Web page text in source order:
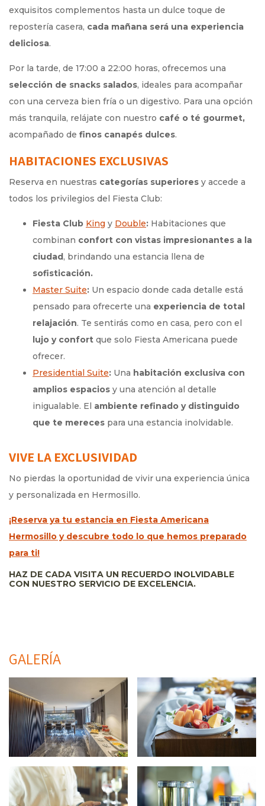
exquisitos complementos hasta un dulce toque de
repostería casera, cada mañana será una experiencia
deliciosa.
Por la tarde, de 17:00 a 22:00 horas, ofrecemos una
selección de snacks salados, ideales para acompañar
con una cerveza bien fría o un digestivo. Para una opción
más tranquila, relájate con nuestro café o té gourmet,
acompañado de finos canapés dulces.
HABITACIONES EXCLUSIVAS
Reserva en nuestras categorías superiores y accede a
todos los privilegios del Fiesta Club:
Fiesta Club King y Double: Habitaciones que
combinan confort con vistas impresionantes a la
ciudad, brindando una estancia llena de
sofisticación.
Master Suite: Un espacio donde cada detalle está
pensado para ofrecerte una experiencia de total
relajación. Te sentirás como en casa, pero con el
lujo y confort que solo Fiesta Americana puede
ofrecer.
Presidential Suite: Una habitación exclusiva con
amplios espacios y una atención al detalle
inigualable. El ambiente refinado y distinguido
que te mereces para una estancia inolvidable.
VIVE LA EXCLUSIVIDAD
No pierdas la oportunidad de vivir una experiencia única
y personalizada en Hermosillo.
¡Reserva ya tu estancia en Fiesta Americana
Hermosillo y descubre todo lo que hemos preparado
para ti!
HAZ DE CADA VISITA UN RECUERDO INOLVIDABLE
CON NUESTRO SERVICIO DE EXCELENCIA.
GALERÍA